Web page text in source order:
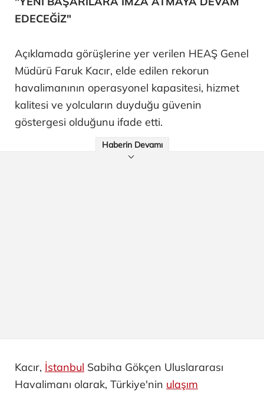
EDECEĞİZ"
Açıklamada görüşlerine yer verilen HEAŞ Genel
Müdürü Faruk Kacır, elde edilen rekorun
havalimanının operasyonel kapasitesi, hizmet
kalitesi ve yolcuların duyduğu güvenin
göstergesi olduğunu ifade etti.
Haberin Devamı
Kacır, İstanbul Sabiha Gökçen Uluslararası
Havalimanı olarak, Türkiye'nin ulaşım